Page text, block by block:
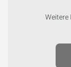
Weitere